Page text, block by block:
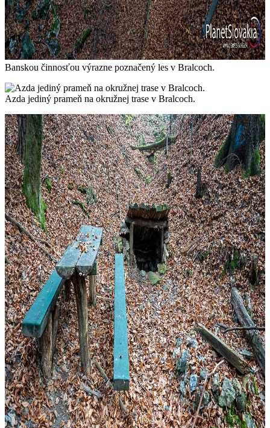
Banskou činnosťou výrazne poznačený les v Bralcoch.
Azda jediný prameň na okružnej trase v Bralcoch.